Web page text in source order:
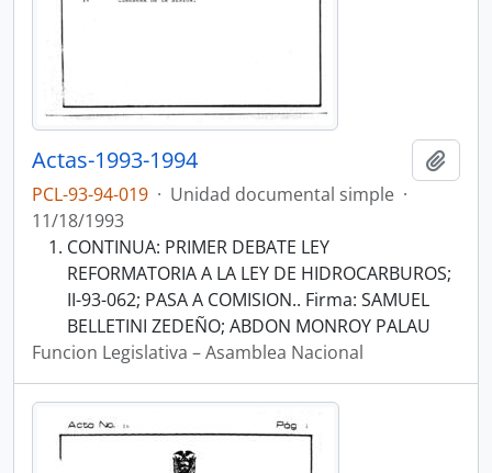
Actas-1993-1994
PCL-93-94-019 · Unidad documental simple ·
11/18/1993
CONTINUA: PRIMER DEBATE LEY
REFORMATORIA A LA LEY DE HIDROCARBUROS;
II-93-062; PASA A COMISION.. Firma: SAMUEL
BELLETINI ZEDEÑO; ABDON MONROY PALAU
Funcion Legislativa – Asamblea Nacional